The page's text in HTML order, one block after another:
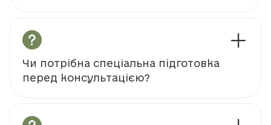
Чи потрібна спеціальна підготовка
перед консультацією?